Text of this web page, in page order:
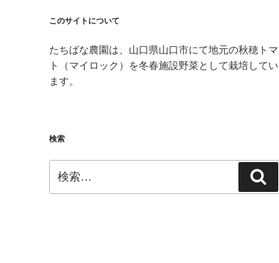
このサイトについて
たちばな農園は、山口県山口市にて地元の秋穂トマ
ト（マイロック）を冬春施設野菜として栽培してい
ます。
検索
索:
索